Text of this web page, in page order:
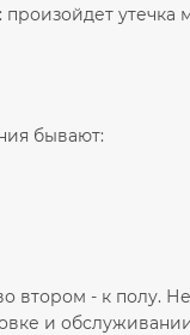
утечка
бывают:
втором - к полу.
и